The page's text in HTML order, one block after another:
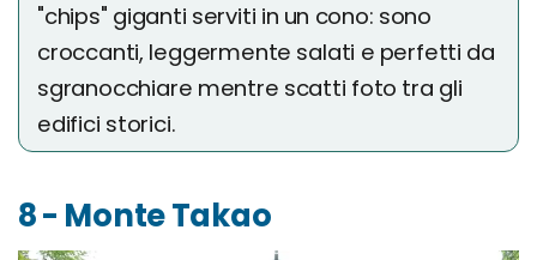
"chips" giganti serviti in un cono: sono
croccanti, leggermente salati e perfetti da
sgranocchiare mentre scatti foto tra gli
edifici storici.
8 - Monte Takao